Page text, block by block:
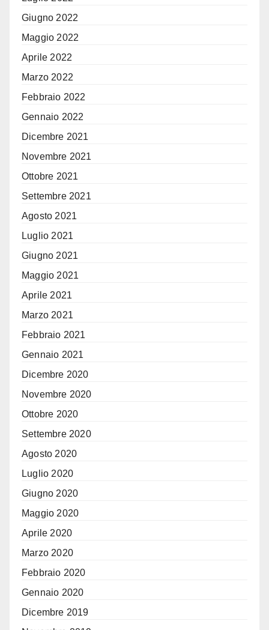
Giugno 2022
Maggio 2022
Aprile 2022
Marzo 2022
Febbraio 2022
Gennaio 2022
Dicembre 2021
Novembre 2021
Ottobre 2021
Settembre 2021
Agosto 2021
Luglio 2021
Giugno 2021
Maggio 2021
Aprile 2021
Marzo 2021
Febbraio 2021
Gennaio 2021
Dicembre 2020
Novembre 2020
Ottobre 2020
Settembre 2020
Agosto 2020
Luglio 2020
Giugno 2020
Maggio 2020
Aprile 2020
Marzo 2020
Febbraio 2020
Gennaio 2020
Dicembre 2019